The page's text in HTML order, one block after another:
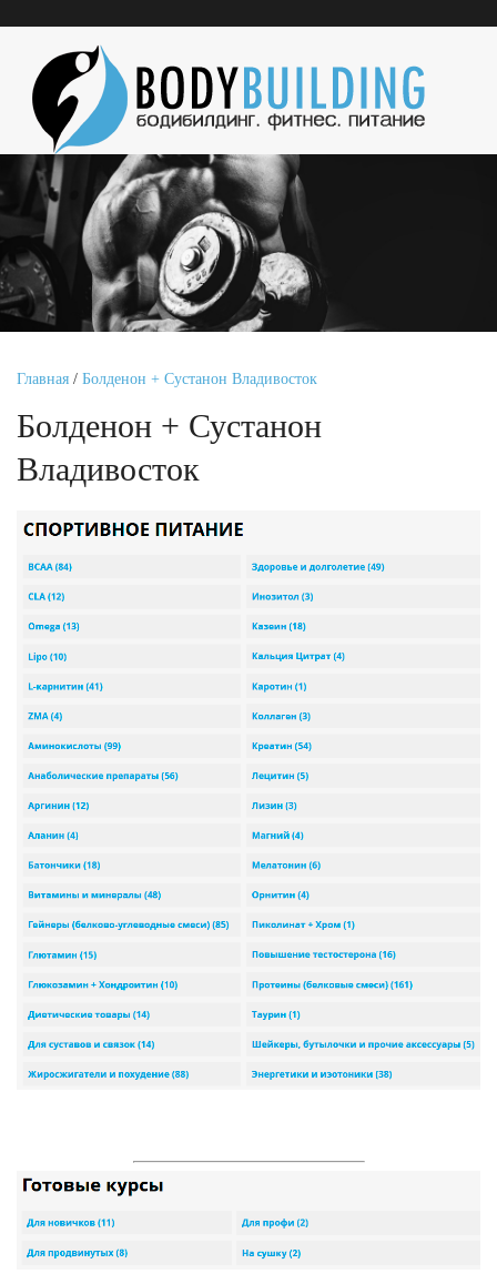
Главная / Болденон + Сустанон Владивосток
Болденон + Сустанон
Владивосток